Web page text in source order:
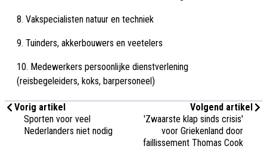
8. Vakspecialisten natuur en techniek
9. Tuinders, akkerbouwers en veetelers
10. Medewerkers persoonlijke dienstverlening
(reisbegeleiders, koks, barpersoneel)
Vorig artikel
Sporten voor veel
Nederlanders niet nodig
Volgend artikel
'Zwaarste klap sinds crisis'
voor Griekenland door
faillissement Thomas Cook